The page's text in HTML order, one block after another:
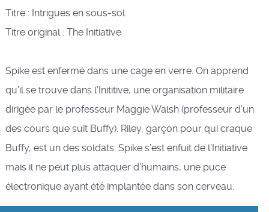
Titre : Intrigues en sous-sol
Titre original : The Initiative
Spike est enfermé dans une cage en verre. On apprend
qu’il se trouve dans l’Inititive, une organisation militaire
dirigée par le professeur Maggie Walsh (professeur d’un
des cours que suit Buffy). Riley, garçon pour qui craque
Buffy, est un des soldats. Spike s’est enfuit de l’Initiative
mais il ne peut plus attaquer d’humains, une puce
électronique ayant été implantée dans son cerveau.